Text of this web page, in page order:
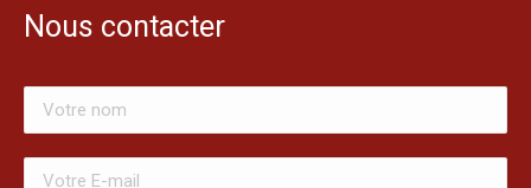
Nous contacter